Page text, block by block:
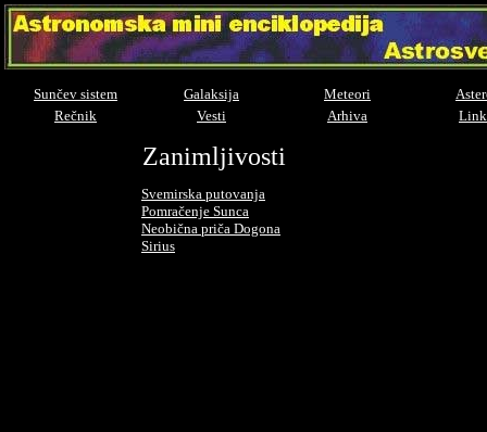
Sunčev sistem Galaksija Meteori
Rečnik
Vesti Arhiva
Zanimljivosti
Svemirska putovanja
Pomračenje Sunca
Neobična priča Dogona
Sirius